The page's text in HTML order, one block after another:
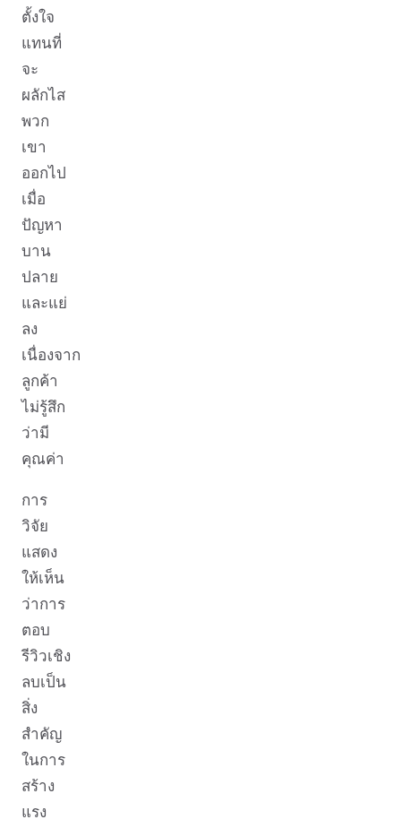
ตั้งใจ
แทนที่
จะ
ผลักไส
พวก
เขา
ออกไป
เมื่อ
ปัญหา
บาน
ปลาย
และแย่
ลง
เนื่องจาก
ลูกค้า
ไม่รู้สึก
ว่ามี
คุณค่า
การ
วิจัย
แสดง
ให้เห็น
ว่าการ
ตอบ
รีวิวเชิง
ลบเป็น
สิ่ง
สำคัญ
ในการ
สร้าง
แรง